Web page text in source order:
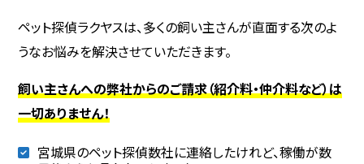
ペット探偵ラクヤスは、多くの飼い主さんが直面する次のよ
うなお悩みを解決させていただきます。
飼い主さんへの弊社からのご請求（紹介料・仲介料など）は
一切ありません！
宮城県のペット探偵数社に連絡したけれど、稼働が数